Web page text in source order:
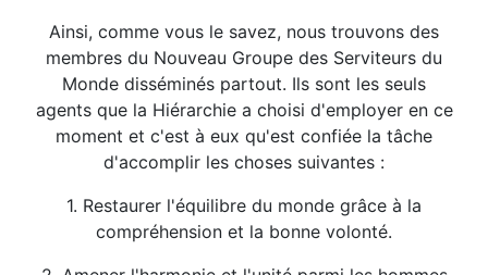
Ainsi, comme vous le savez, nous trouvons des
membres du Nouveau Groupe des Serviteurs du
Monde disséminés partout. Ils sont les seuls
agents que la Hiérarchie a choisi d'employer en ce
moment et c'est à eux qu'est confiée la tâche
d'accomplir les choses suivantes :
1. Restaurer l'équilibre du monde grâce à la
compréhension et la bonne volonté.